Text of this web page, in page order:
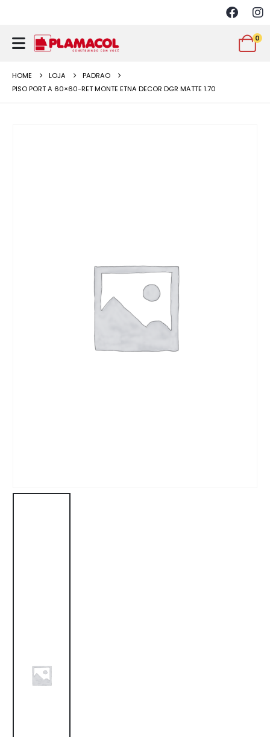
0
HOME LOJA
PADRAO
PISO PORT A 60×60-RET MONTE ETNA DECOR DGR MATTE 1.70